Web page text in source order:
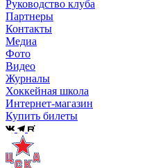
Руководство клуба
Партнеры
Контакты
Медиа
Фото
Видео
Журналы
Хоккейная школа
Интернет-магазин
Купить билеты